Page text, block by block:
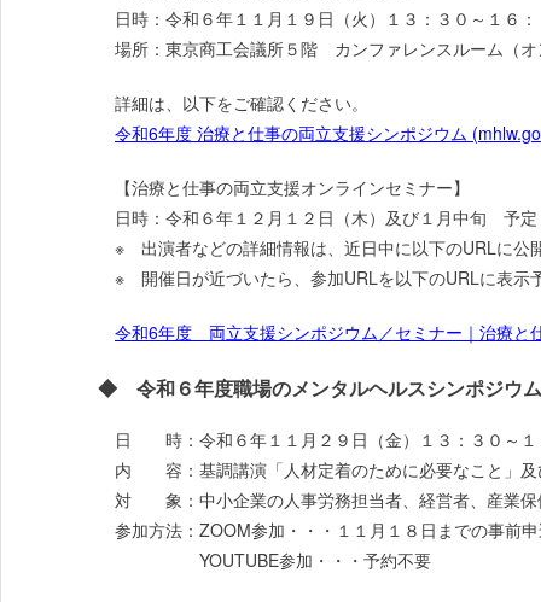
日時：令和６年１１月１９日（火）１３：３０～１６
場所：東京商工会議所５階 カンファレンスルーム（
詳細は、以下をご確認ください。
令和6年度 治療と仕事の両立支援シンポジウム
【治療と仕事の両立支援オンラインセミナー】
日時：令和６年１２月１２日（木）及び１月中旬 予定
※ 出演者などの詳細情報は、近日中に以下のURLに公
※ 開催日が近づいたら、参加URLを以下のURLに表示
令和6年度 両立支援シンポジウム／セミナー｜治療と
◆ 令和６年度職場のメンタルヘルスシンポジウ
日 時：令和６年１１月２９日（金）１３：３０～１
内 容：基調講演「人材定着のために必要なこと」及
対 象：中小企業の人事労務担当者、経営者、産業保
参加方法：ZOOM参加・・・１１月１８日までの事前
YOUTUBE参加・・・予約不要